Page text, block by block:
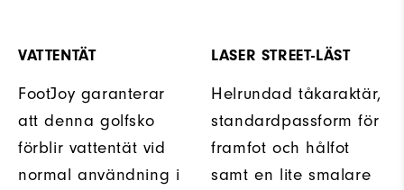
VATTENTÄT
FootJoy garanterar
att denna golfsko
förblir vattentät vid
normal användning i
LASER STREET-LÄST
Helrundad tåkaraktär,
standardpassform för
framfot och hålfot
samt en lite smalare